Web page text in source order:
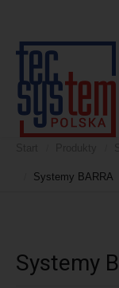
Systemy BARRA
Systemy